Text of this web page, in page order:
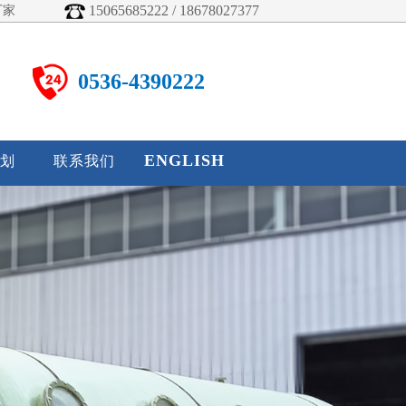
15065685222 / 18678027377
0536-4390222
联系我们 ENGLISH